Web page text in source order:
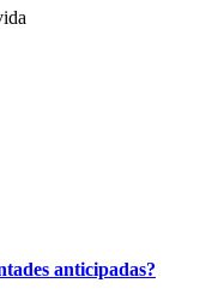
anticipadas?